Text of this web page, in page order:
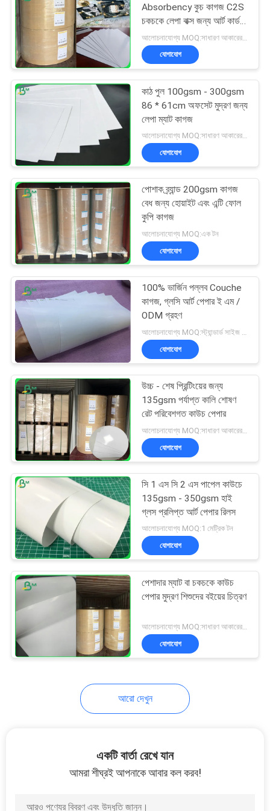
আইভরি বোর্ড কাগজ
318
গ্রে চিপবোর্ড
স্তরিত গ্রে বোর্ড
151
বই বাঁধাই বোর্ড
কাচের কাগজ
লেপা ডুপ্লেক্স বোর্ড
Absorbency কুচ কাগজ C2S
চকচকে লেপা বাক্স জন্য আর্ট কার্ড
বোর্ড
যোগাযোগ
কাঠ পুল 100gsm - 300gsm
86 * 61cm অফসেট মুদ্রণ জন্য
লেপা ম্যাট কাগজ
আলোচনাযোগ্য MOQ:সাধারণ আকারের জন্য 1 টন এবং বিশেষ আকারের জন্য 10 টন
যোগাযোগ
পোশাক ব্র্যান্ড 200gsm কাগজ
বেধ জন্য হোয়াইট এবং এন্টি ফোল
কুপি কাগজ
আলোচনাযোগ্য MOQ:এক টন
যোগাযোগ
100% ভার্জিন পল্লব Couche
কাগজ, গ্লসি আর্ট পেপার ই এম /
ODM গ্রহণ
যোগাযোগ
উচ্চ - শেষ প্রিন্টিংয়ের জন্য
135gsm পর্যাপ্ত কালি শোষণ
রেট পরিবেশগত কাউচ পেপার
যোগাযোগ
সি 1 এস সি 2 এস পাপেল কাউচে
135gsm - 350gsm হাই
গ্লস প্রলিপ্ত আর্ট পেপার রিলস
আলোচনাযোগ্য MOQ:1 মেট্রিক টন
যোগাযোগ
পেশাদার ম্যাট বা চকচকে কাউচ
পেপার মুদ্রণ শিশুদের বইয়ের চিত্রণ
আলোচনাযোগ্য MOQ:সাধারণ আকারের জন্য 1 টন এবং কাস্টমাইজড আকারের জন্য 10 টন
যোগাযোগ
আরো দেখুন
একটি বার্তা রেখে যান
আমরা শীঘ্রই আপনাকে আবার কল করব!